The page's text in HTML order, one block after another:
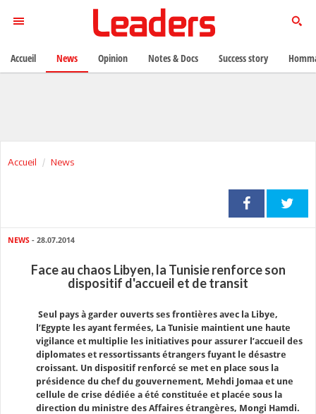
Accueil News
NEWS - 28.07.2014
Face au chaos Libyen, la Tunisie renforce son
dispositif d'accueil et de transit
Seul pays à garder ouverts ses frontières avec la Libye,
l’Egypte les ayant fermées, La Tunisie maintient une haute
vigilance et multiplie les initiatives pour assurer l’accueil des
diplomates et ressortissants étrangers fuyant le désastre
croissant. Un dispositif renforcé se met en place sous la
présidence du chef du gouvernement, Mehdi Jomaa et une
cellule de crise dédiée a été constituée et placée sous la
direction du ministre des Affaires étrangères, Mongi Hamdi.
Accueil News Opinion Notes & Docs Success story